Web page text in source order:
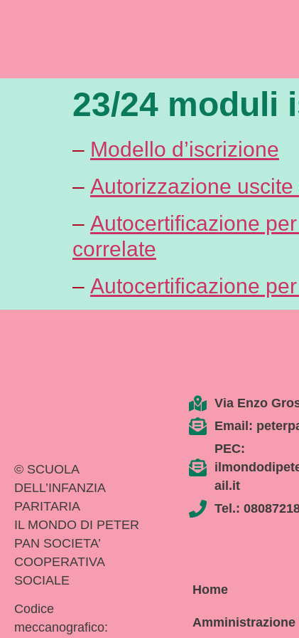
23/24 moduli
– Modello d’iscrizione
– Autorizzazione
– Autocertificazione
correlate
– Autocertificazione
© SCUOLA
DELL’INFANZIA
PARITARIA
IL MONDO DI PETER
PAN SOCIETA’
COOPERATIVA
SOCIALE
Codice
meccanografico:
Via Enzo
Email:
PEC:
ail.it
Tel.:
Home
Amministrazione